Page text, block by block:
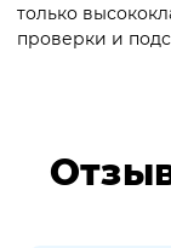
только
проверки и